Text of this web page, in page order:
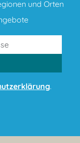
und Orten
.